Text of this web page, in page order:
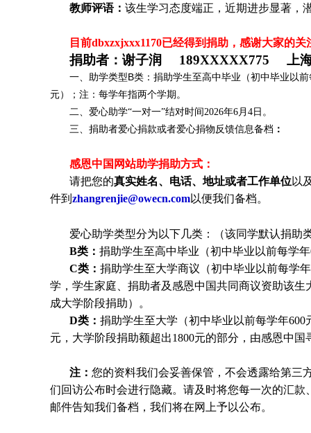
教师评语： 该生学习态度端正，近期进步显著，
目前dbxzxjxxx1170已经得到捐助，感谢大家的关
捐助者： 谢子润 189XXXXX775 上
一、助学类型B类：捐助学生至高中毕业（初中毕业以
元）；注：每学年指两个学期。
二、爱心助学“一对一”结对时间2026年6月4日 。
三、捐助者爱心捐款或者爱心捐物反馈信息备档 ：
感恩中国网站助学捐助方式：
请把您的真实姓名、电话、地址或者工作单位以
件到 zhangrenjie@owecn.com以便我们备档。
爱心助学类型分为以下几类：（该同学默认捐助
B类： 捐助学生至高中毕业（初中毕业以前每学年
C类： 捐助学生至大学商议（初中毕业以前每学
学， 学生家庭、捐助者及感恩中国共同商议资助该
成大学阶段捐助）。
D类： 捐助学生至大学（初中毕业以前每学年600
元，大学阶段捐助额超出1800元的部分，由感恩中国
注： 您的资料我们会妥善保管，不会透露给第三
们回访公布时会进行隐藏。请及时将您每一次的汇
邮件告知我们备档，我们将在网上予以公布。